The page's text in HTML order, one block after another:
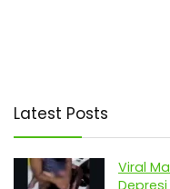
Latest Posts
Viral